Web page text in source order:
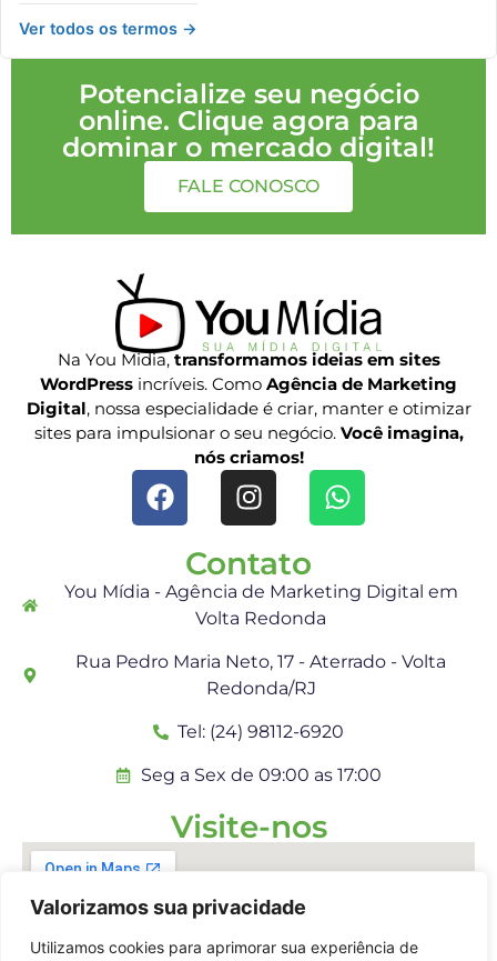
Valorizamos sua privacidade
Utilizamos cookies para aprimorar sua experiência de
Ver todos os termos →
Potencialize seu negócio
online. Clique agora para
dominar o mercado digital!
FALE CONOSCO
Na You Midia, transformamos ideias em sites
WordPress incríveis. Como Agência de Marketing
Digital, nossa especialidade é criar, manter e otimizar
sites para impulsionar o seu negócio. Você imagina,
nós criamos!
Contato
You Mídia - Agência de Marketing Digital em
Volta Redonda
Rua Pedro Maria Neto, 17 - Aterrado - Volta
Redonda/RJ
Tel: (24) 98112-6920
Seg a Sex de 09:00 as 17:00
Visite-nos